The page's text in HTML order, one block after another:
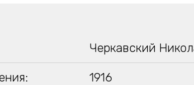
Черкавский
1916